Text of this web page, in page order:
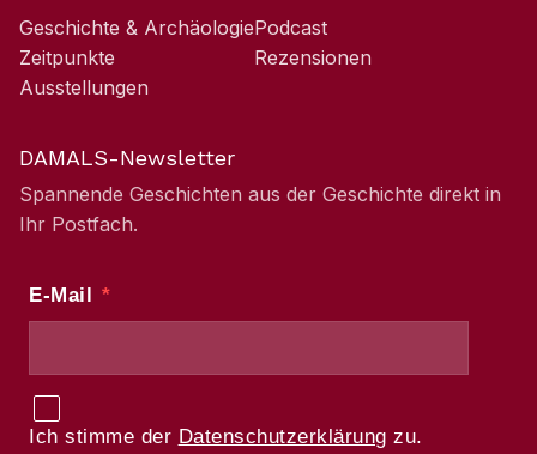
Geschichte & Archäologie
Zeitpunkte
Ausstellungen
Podcast
Rezensionen
DAMALS-Newsletter
Spannende Geschichten aus der Geschichte direkt in
Ihr Postfach.